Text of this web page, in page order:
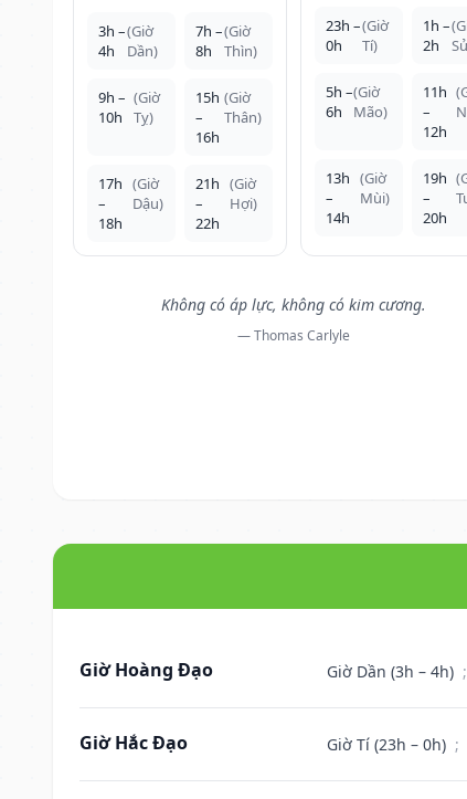
3h –
4h
(Giờ
Dần)
7h –
8h
(Giờ
Thìn)
9h –
10h
(Giờ
Tỵ)
15h
–
16h
(Giờ
Thân)
17h
–
18h
(Giờ
Dậu)
21h
–
22h
(Giờ
Hợi)
23h –
0h
(Giờ
Tí)
1h –
2h
5h –
6h
(Giờ
Mão)
11h
–
12h
13h
–
14h
(Giờ
Mùi)
19h
–
20h
Không có áp lực, không có kim cương.
— Thomas Carlyle
Giờ Hoàng Đạo Giờ Dần (3h – 4h) ;
Giờ Hắc Đạo Giờ Tí (23h – 0h) ;